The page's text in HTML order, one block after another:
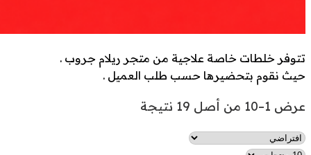
تتوفر خلطات خاصة علاجية من متجر ريلام جروب .
حيث نقوم بتحضيرها حسب طلب العميل .
عرض 1–10 من أصل 19 نتيجة